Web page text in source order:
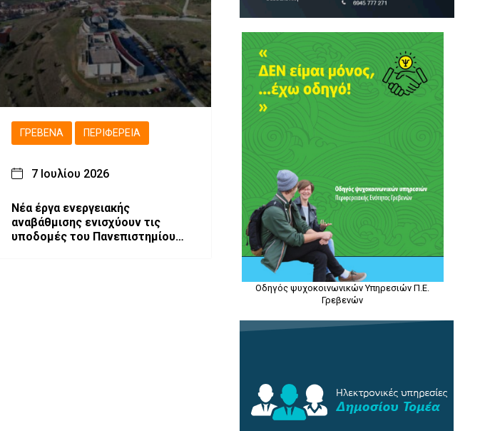
ΓΡΕΒΕΝΆ ΠΕΡΙΦΈΡΕΙΑ
7 Ιουλίου 2026
Νέα έργα ενεργειακής
αναβάθμισης ενισχύουν τις
υποδομές του Πανεπιστημίου
Οδηγός ψυχοκοινωνικών Υπηρεσιών Π.Ε.
Γρεβενών